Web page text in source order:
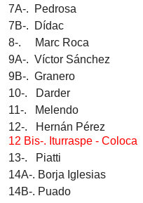
7A-. Pedrosa
7B-. Dídac
8-. Marc Roca
9A-. Víctor Sánchez
9B-. Granero
10-. Darder
11-. Melendo
12-. Hernán Pérez
12 Bis-. Iturraspe - Coloca
13-. Piatti
14A-. Borja Iglesias
14B-. Puado